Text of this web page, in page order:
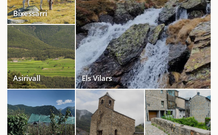
Bixessarri
Asirivall Els Vilars